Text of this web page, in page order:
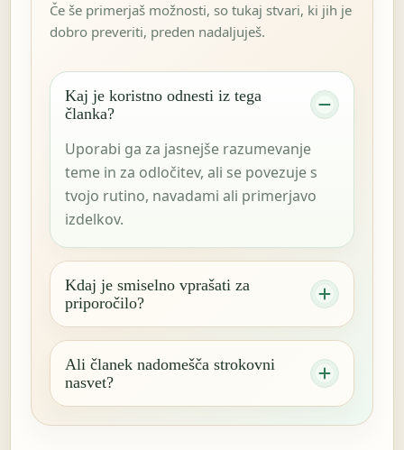
Če še primerjaš možnosti, so tukaj stvari, ki jih je
dobro preveriti, preden nadaljuješ.
Kaj je koristno odnesti iz tega
članka?
Uporabi ga za jasnejše razumevanje
teme in za odločitev, ali se povezuje s
tvojo rutino, navadami ali primerjavo
izdelkov.
Kdaj je smiselno vprašati za
priporočilo?
Ali članek nadomešča strokovni
nasvet?